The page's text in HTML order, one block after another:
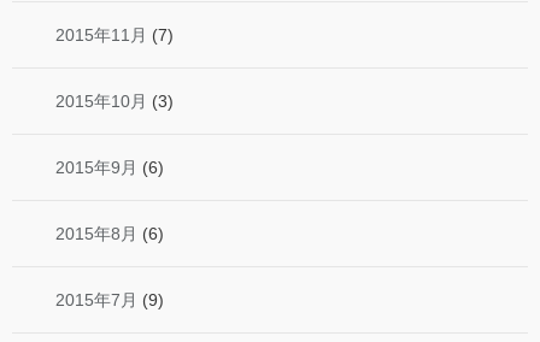
2015年11月 (7)
2015年10月 (3)
2015年9月 (6)
2015年8月 (6)
2015年7月 (9)